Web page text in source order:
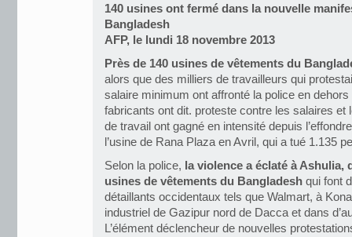
140 usines ont fermé dans la nouvelle
Bangladesh
AFP, le lundi 18 novembre 2013
Près de 140 usines de vêtements du
alors que des milliers de travailleurs qui
salaire minimum ont affronté la police en
fabricants ont dit. proteste contre les salaires et
de travail ont gagné en intensité depuis
l’usine de Rana Plaza en Avril, qui a tué 1.135
Selon la police, la violence a éclaté à
usines de vêtements du Bangladesh qui font
détaillants occidentaux tels que Walmart, à
industriel de Gazipur nord de Dacca et dans
L’élément déclencheur de nouvelles